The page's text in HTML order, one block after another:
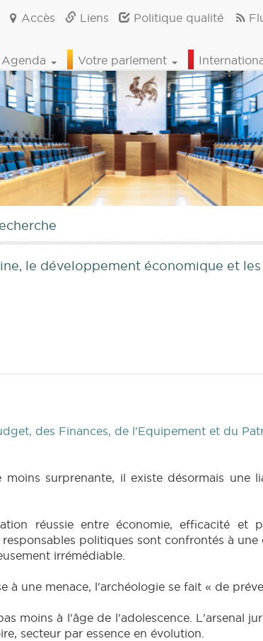
Accès Liens Politique qualité
Agenda Votre parlement
le développement économique et
des Finances, de l'Equipement et du
surprenante, il existe désormais une
réussie entre économie, efficacité et
politiques sont confrontés à
irrémédiable.
à une menace, l'archéologie se fait « de
moins à l'âge de l'adolescence. L'arsenal
secteur par essence en évolution.